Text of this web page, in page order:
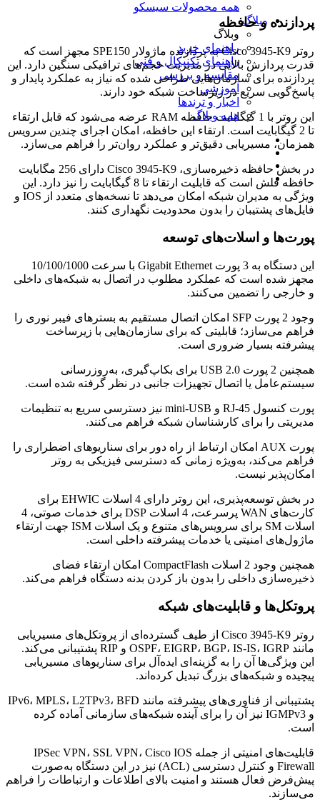
همه محصولات سیسکو
وبلاگ
وبلاگ
راهنمای خرید
راهنمای تکنیکال و فنی
مقایسه و بررسی
آموزشی
اخبار و ترندها
همه وبلاگ
پردازنده و حافظه
روتر Cisco 3945-K9 به پردازنده ماژولار SPE150 مجهز است که
قدرت پردازش بالایی در مدیریت حجم‌های ترافیکی سنگین دارد. این
پردازنده برای سازمان‌هایی طراحی شده که نیاز به عملکرد پایدار و
پاسخ‌گویی سریع در زیرساخت شبکه خود دارند.
این روتر با 1 گیگابایت حافظه RAM عرضه می‌شود که قابل ارتقاء
تا 2 گیگابایت است. ارتقاء این حافظه، امکان اجرای چندین سرویس
همزمان، مسیریابی دقیق‌تر و عملکرد روان‌تر را فراهم می‌سازد.
در بخش حافظه ذخیره‌سازی، Cisco 3945-K9 دارای 256 مگابایت
حافظه فلش است که قابلیت ارتقاء تا 8 گیگابایت را نیز دارد. این
ویژگی به مدیران شبکه امکان می‌دهد تا نسخه‌های متعدد از IOS و
فایل‌های پشتیبان را بدون محدودیت نگهداری کنند.
پورت‌ها و اسلات‌های توسعه
این دستگاه به 3 پورت Gigabit Ethernet با سرعت 10/100/1000
مجهز شده است که عملکرد مطلوب در اتصال به شبکه‌های داخلی
و خارجی را تضمین می‌کنند.
وجود 2 پورت SFP امکان اتصال مستقیم به بسترهای فیبر نوری را
فراهم می‌سازد؛ قابلیتی که برای سازمان‌هایی با زیرساخت
پیشرفته بسیار ضروری است.
همچنین 2 پورت USB 2.0 برای بکاپ‌گیری، به‌روزرسانی
سیستم‌عامل یا اتصال تجهیزات جانبی در نظر گرفته شده است.
پورت کنسول RJ-45 و mini-USB نیز دسترسی سریع به تنظیمات
مدیریتی را برای کارشناسان شبکه فراهم می‌کنند.
پورت AUX امکان ارتباط از راه دور برای سناریوهای اضطراری را
فراهم می‌کند، به‌ویژه زمانی که دسترسی فیزیکی به روتر
امکان‌پذیر نیست.
در بخش توسعه‌پذیری، این روتر دارای 4 اسلات EHWIC برای
کارت‌های WAN پرسرعت، 4 اسلات DSP برای خدمات صوتی، 4
اسلات SM برای سرویس‌های متنوع و یک اسلات ISM جهت ارتقاء
ماژول‌های امنیتی یا خدمات پیشرفته داخلی است.
همچنین وجود 2 اسلات CompactFlash امکان ارتقاء فضای
ذخیره‌سازی داخلی را بدون باز کردن بدنه دستگاه فراهم می‌کند.
پروتکل‌ها و قابلیت‌های شبکه
روتر Cisco 3945-K9 از طیف گسترده‌ای از پروتکل‌های مسیریابی
مانند OSPF، EIGRP، BGP، IS-IS، IGRP و RIP پشتیبانی می‌کند.
این ویژگی‌ها آن را به گزینه‌ای ایده‌آل برای سناریوهای مسیریابی
پیچیده و شبکه‌های بزرگ تبدیل کرده‌اند.
پشتیبانی از فناوری‌های پیشرفته مانند IPv6، MPLS، L2TPv3، BFD
و IGMPv3 نیز آن را برای آینده شبکه‌های سازمانی آماده کرده
است.
قابلیت‌های امنیتی از جمله IPSec VPN، SSL VPN، Cisco IOS
Firewall و کنترل دسترسی (ACL) نیز در این دستگاه به‌صورت
پیش‌فرض فعال هستند و امنیت بالای اطلاعات و ارتباطات را فراهم
می‌سازند.